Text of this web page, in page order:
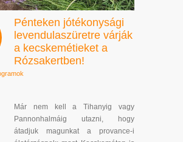
Pénteken jótékonysági
levendulaszüretre várják
a kecskemétieket a
Rózsakertben!
Már nem kell a Tihanyig vagy
Pannonhalmáig utazni, hogy
átadjuk magunkat a provance-i